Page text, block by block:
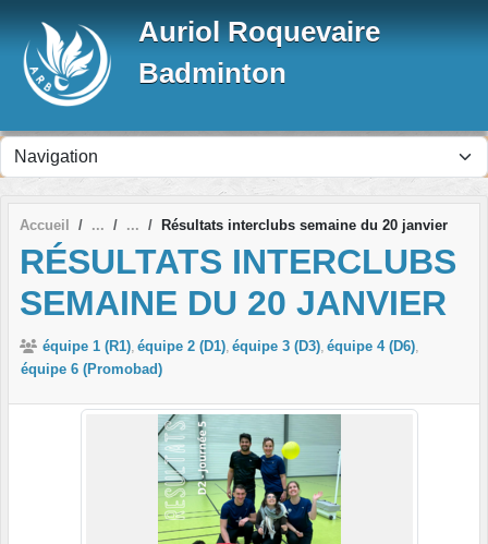
Auriol Roquevaire
Badminton
Accueil Résultats interclubs semaine du 20 janvier
RÉSULTATS INTERCLUBS
SEMAINE DU 20 JANVIER
équipe 1 (R1) équipe 2 (D1) équipe 3 (D3) équipe 4 (D6)
équipe 6 (Promobad)